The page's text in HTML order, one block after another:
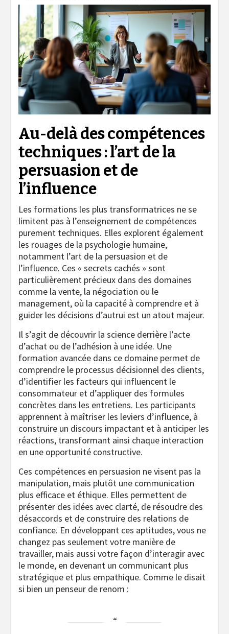
Au-delà des compétences
techniques : l’art de la
persuasion et de
l’influence
Les formations les plus transformatrices ne se
limitent pas à l’enseignement de compétences
purement techniques. Elles explorent également
les rouages de la psychologie humaine,
notamment l’art de la persuasion et de
l’influence. Ces « secrets cachés » sont
particulièrement précieux dans des domaines
comme la vente, la négociation ou le
management, où la capacité à comprendre et à
guider les décisions d’autrui est un atout majeur.
Il s’agit de découvrir la science derrière l’acte
d’achat ou de l’adhésion à une idée. Une
formation avancée dans ce domaine permet de
comprendre le processus décisionnel des clients,
d’identifier les facteurs qui influencent le
consommateur et d’appliquer des formules
concrètes dans les entretiens. Les participants
apprennent à maîtriser les leviers d’influence, à
construire un discours impactant et à anticiper les
réactions, transformant ainsi chaque interaction
en une opportunité constructive.
Ces compétences en persuasion ne visent pas la
manipulation, mais plutôt une communication
plus efficace et éthique. Elles permettent de
présenter des idées avec clarté, de résoudre des
désaccords et de construire des relations de
confiance. En développant ces aptitudes, vous ne
changez pas seulement votre manière de
travailler, mais aussi votre façon d’interagir avec
le monde, en devenant un communicant plus
stratégique et plus empathique. Comme le disait
si bien un penseur de renom :